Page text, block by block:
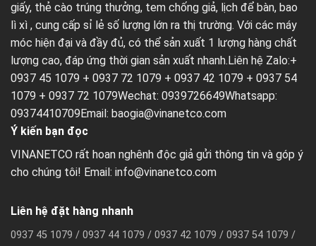
giấy, thẻ cào trúng thưởng, tem chống giả, lịch để bàn, bao
lì xì , cung cấp sỉ lẻ số lượng lớn ra thị trường. Với các máy
móc hiện đại và đầy đủ, có thể sản xuất 1 lượng hàng chất
lượng cao, đáp ứng thời gian sản xuất nhanh.Liên hệ Zalo:+
0937 45 1079 + 0937 72 1079 + 0937 42 1079 + 0937 54
1079 + 0937 72 1079Wechat: 0939726649Whatsapp:
09374410709Email: baogia@vinanetco.com
Ý kiến bạn đọc
VINANETCO rất hoan nghênh độc giả gửi thông tin và góp ý
cho chúng tôi! Email: info@vinanetco.com
Liên hệ đặt hàng nhanh
0937 45 1079 / 0937 44 1079 / 0937 42 1079 / 0937 54 1079 /